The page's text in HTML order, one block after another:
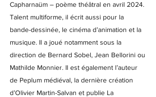
Capharnaüm – poème théâtral en avril 2024.
Talent multiforme, il écrit aussi pour la
bande-dessinée, le cinéma d’animation et la
musique. Il a joué notamment sous la
direction de Bernard Sobel, Jean Bellorini ou
Mathilde Monnier. Il est également l’auteur
de Peplum médiéval, la dernière création
d’Olivier Martin-Salvan et publie La